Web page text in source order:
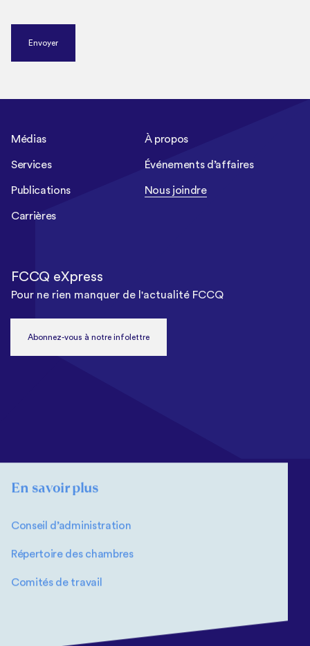
Envoyer
En savoir plus
Conseil d’administration
Répertoire des chambres
Comités de travail
Médias À propos
Services Événements d’affaires
Publications Nous joindre
Carrières
FCCQ eXpress
Pour ne rien manquer de l'actualité FCCQ
Abonnez-vous à notre infolettre